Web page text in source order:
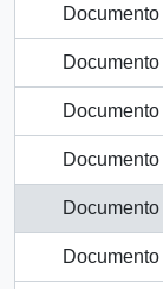
Documento
Documento
Documento
Documento
Documento
Documento